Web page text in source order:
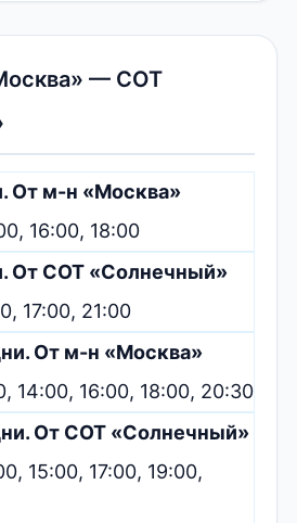
— СОТ
От м-н «Москва»
16:00, 18:00
От СОТ «Солнечный»
17:00, 21:00
От м-н «Москва»
14:00, 16:00, 18:00, 20:30
От СОТ «Солнечный»
15:00, 17:00, 19:00,